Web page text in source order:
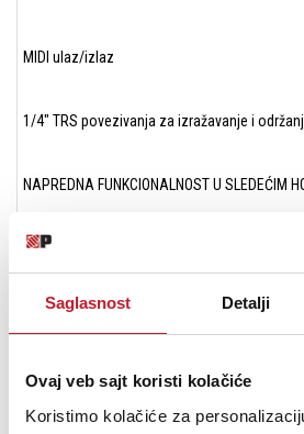
Saglasnost Detalji
Ovaj veb sajt koristi kolačiće
Koristimo kolačiće za
MIDI ulaz/izlaz
1/4" TRS povezivanja za izražavanje i
NAPREDNA FUNKCIONALNOST U SLEDEĆIM
Logic X 10.3.1 ili veći
GarageBand 10.2.0 ili veći
Ableton Live 9.2.3 ili veći